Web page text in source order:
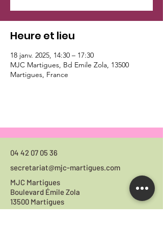
Heure et lieu
18 janv. 2025, 14:30 – 17:30
MJC Martigues, Bd Emile Zola, 13500
Martigues, France
04 42 07 05 36
secretariat@mjc-martigues.com
MJC Martigues
Boulevard Émile Zola
13500 Martigues